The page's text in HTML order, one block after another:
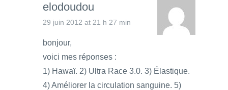
elodoudou
29 juin 2012 at 21 h 27 min
bonjour,
voici mes réponses :
1) Hawaï. 2) Ultra Race 3.0. 3) Élastique.
4) Améliorer la circulation sanguine. 5)